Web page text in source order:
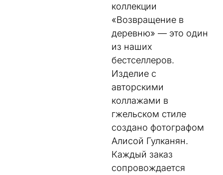
коллекции
«Возвращение в
деревню» — это один
из наших
бестселлеров.
Изделие с
авторскими
коллажами в
гжельском стиле
создано фотографом
Алисой Гулканян.
Каждый заказ
сопровождается